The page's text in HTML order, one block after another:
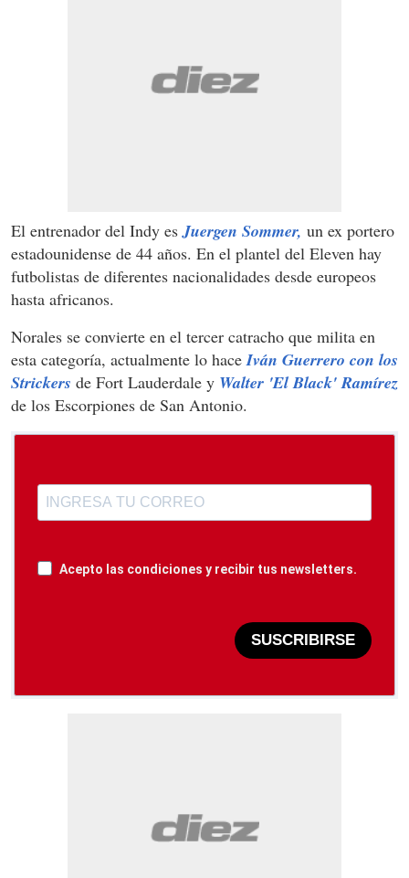
El entrenador del Indy esJuergen Sommer, un ex portero
estadounidense de 44 años. En el plantel del Eleven hay
futbolistas de diferentes nacionalidades desde europeos
hasta africanos.
Norales se convierte en el tercer catracho que milita en
esta categoría, actualmente lo hace Iván Guerrero con los
Strickers de Fort Lauderdale y Walter 'El Black' Ramírez
de los Escorpiones de San Antonio.
Acepto las condiciones y recibir tus newsletters.
SUSCRIBIRSE